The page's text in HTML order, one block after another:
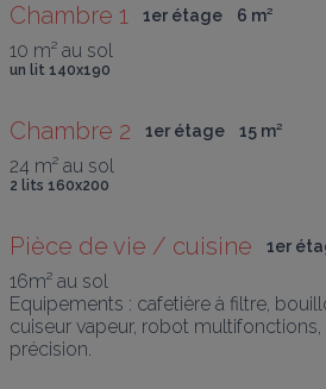
Chambre 1 1er étage 6 m²
10 m² au sol
un lit 140x190
Chambre 2 1er étage 15 m²
24 m² au sol
2 lits 160x200
Pièce de vie / cuisine 1er
16m² au sol
Equipements : cafetière à filtre,
cuiseur vapeur, robot
précision.